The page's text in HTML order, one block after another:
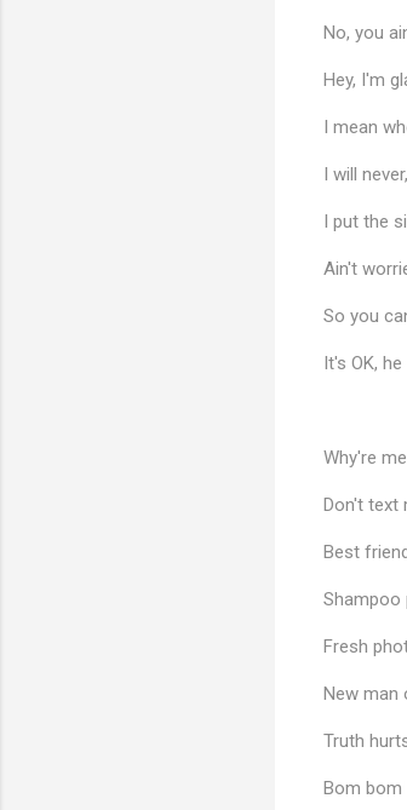
No, you
Hey, I'm
I mean
I will
I put the
Ain't
So you
It's OK,
Why're
Don't text
Best
Shampoo
Fresh
New man
Truth
Bom bom